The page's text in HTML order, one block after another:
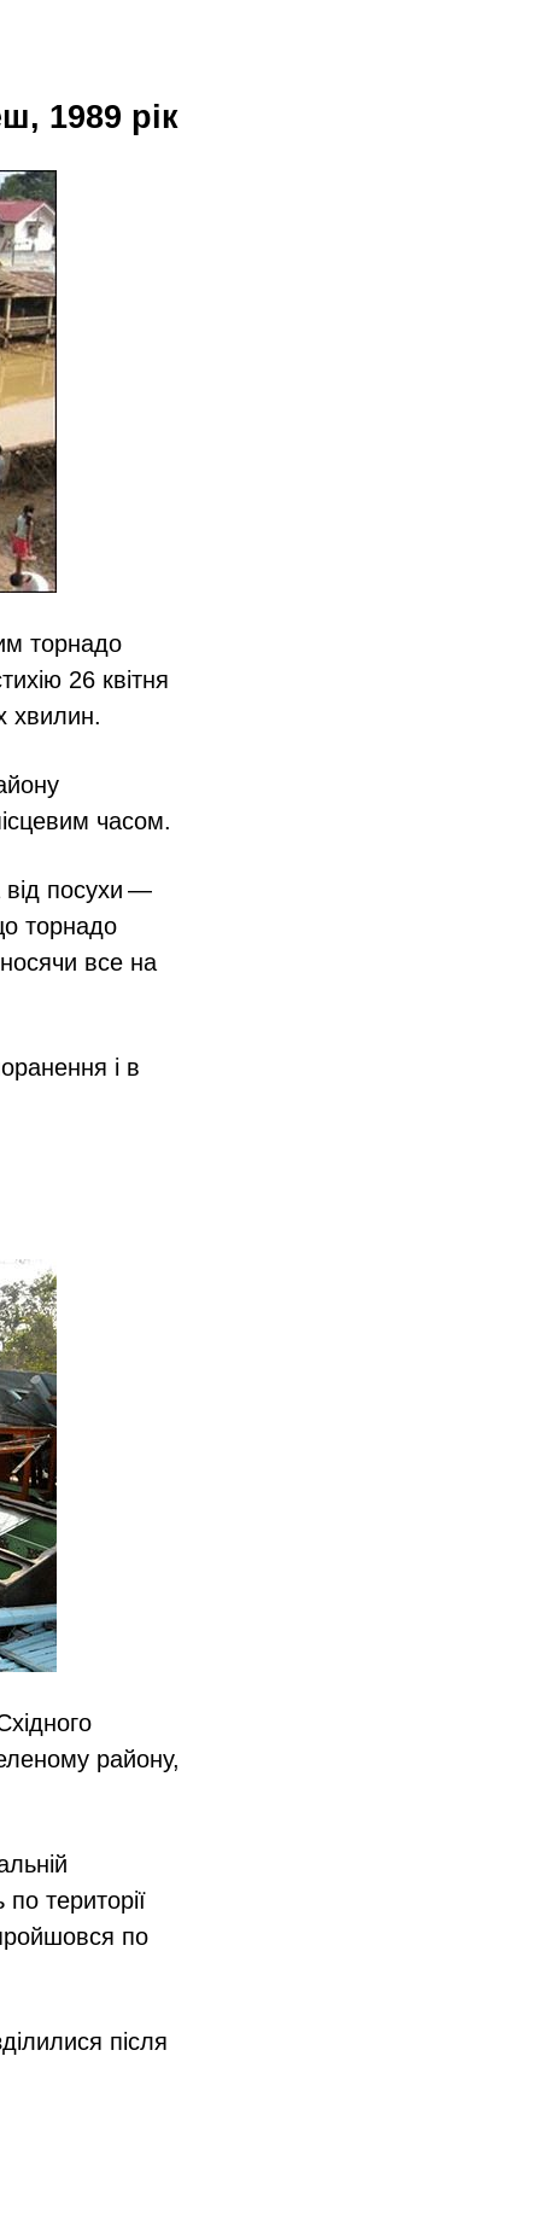
1989 рік
торнадо
26 квітня
хвилин.
часом.
від посухи —
торнадо
все на
і в
району,
території
по
після